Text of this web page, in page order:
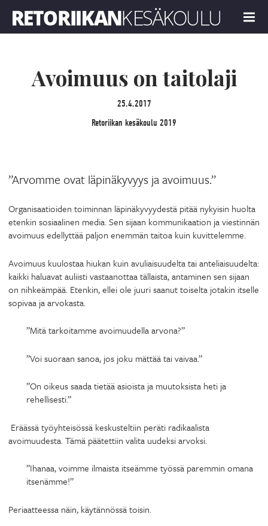
MENU
Avoimuus on taitolaji
25.4.2017
Retoriikan kesäkoulu 2019
”Arvomme ovat läpinäkyvyys ja avoimuus.”
Organisaatioiden toiminnan läpinäkyvyydestä pitää nykyisin huolta
etenkin sosiaalinen media. Sen sijaan kommunikaation ja viestinnän
avoimuus edellyttää paljon enemmän taitoa kuin kuvittelemme.
Avoimuus kuulostaa hiukan kuin avuliaisuudelta tai anteliaisuudelta:
kaikki haluavat auliisti vastaanottaa tällaista, antaminen sen sijaan
on nihkeämpää. Etenkin, ellei ole juuri saanut toiselta jotakin itselle
sopivaa ja arvokasta.
”Mitä tarkoitamme avoimuudella arvona?”
”Voi suoraan sanoa, jos joku mättää tai vaivaa.”
”On oikeus saada tietää asioista ja muutoksista heti ja
rehellisesti.”
Eräässä työyhteisössä keskusteltiin peräti radikaalista
avoimuudesta. Tämä päätettiin valita uudeksi arvoksi.
”Ihanaa, voimme ilmaista itseämme työssä paremmin omana
itsenämme!”
Periaatteessa näin, käytännössä toisin.